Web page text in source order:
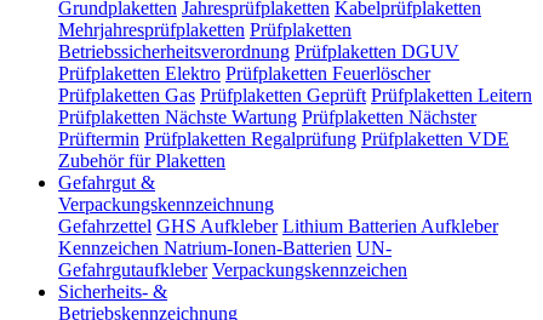
Grundplaketten Jahresprüfplaketten Kabelprüfplaketten
Mehrjahresprüfplaketten Prüfplaketten
Betriebssicherheitsverordnung Prüfplaketten DGUV
Prüfplaketten Elektro Prüfplaketten Feuerlöscher
Prüfplaketten Gas Prüfplaketten Geprüft Prüfplaketten Leitern
Prüfplaketten Nächste Wartung Prüfplaketten Nächster
Prüftermin Prüfplaketten Regalprüfung Prüfplaketten VDE
Zubehör für Plaketten
Gefahrgut &
Verpackungskennzeichnung
Gefahrzettel GHS Aufkleber Lithium Batterien Aufkleber
Kennzeichen Natrium-Ionen-Batterien UN-
Gefahrgutaufkleber Verpackungskennzeichen
Sicherheits- &
Betriebskennzeichnung